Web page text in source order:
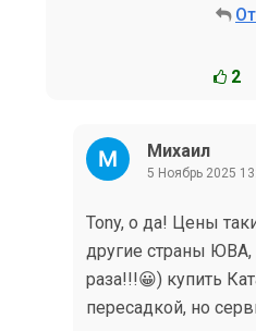
2
Михаил
5 Ноябрь 2025
Tony, о да! Цены
другие страны
раза!!!😀) купить
пересадкой, но